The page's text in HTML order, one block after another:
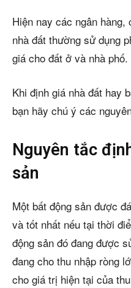
Hiện nay các ngân
nhà đất thường sử dụng
giá cho đất ở và nhà phố.
Khi định giá nhà đất hay
bạn hãy chú ý các
Nguyên tắc
sản
Một bất động sản được
và tốt nhất nếu tại thời
động sản đó đang được
đang cho thu nhập ròng
cho giá trị hiện tại của